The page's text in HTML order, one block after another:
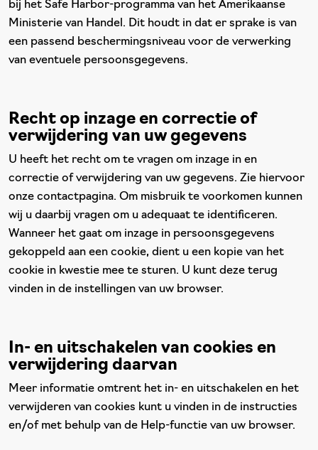
bij het Safe Harbor-programma van het Amerikaanse
Ministerie van Handel. Dit houdt in dat er sprake is van
een passend beschermingsniveau voor de verwerking
van eventuele persoonsgegevens.
Recht op inzage en correctie of
verwijdering van uw gegevens
U heeft het recht om te vragen om inzage in en
correctie of verwijdering van uw gegevens. Zie hiervoor
onze contactpagina. Om misbruik te voorkomen kunnen
wij u daarbij vragen om u adequaat te identificeren.
Wanneer het gaat om inzage in persoonsgegevens
gekoppeld aan een cookie, dient u een kopie van het
cookie in kwestie mee te sturen. U kunt deze terug
vinden in de instellingen van uw browser.
In- en uitschakelen van cookies en
verwijdering daarvan
Meer informatie omtrent het in- en uitschakelen en het
verwijderen van cookies kunt u vinden in de instructies
en/of met behulp van de Help-functie van uw browser.